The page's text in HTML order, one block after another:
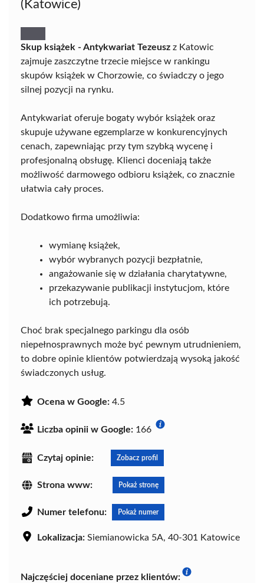
(Katowice)
Skup książek - Antykwariat Tezeusz z Katowic
zajmuje zaszczytne trzecie miejsce w rankingu
skupów książek w Chorzowie, co świadczy o jego
silnej pozycji na rynku.
Antykwariat oferuje bogaty wybór książek oraz
skupuje używane egzemplarze w konkurencyjnych
cenach, zapewniając przy tym szybką wycenę i
profesjonalną obsługę. Klienci doceniają także
możliwość darmowego odbioru książek, co znacznie
ułatwia cały proces.
Dodatkowo firma umożliwia:
wymianę książek,
wybór wybranych pozycji bezpłatnie,
angażowanie się w działania charytatywne,
przekazywanie publikacji instytucjom, które
ich potrzebują.
Choć brak specjalnego parkingu dla osób
niepełnosprawnych może być pewnym utrudnieniem,
to dobre opinie klientów potwierdzają wysoką jakość
świadczonych usług.
Ocena w Google: 4.5
Liczba opinii w Google: 166
Czytaj opinie: Zobacz profil
Strona www: Pokaż stronę
Numer telefonu: Pokaż numer
Lokalizacja: Siemianowicka 5A, 40-301 Katowice
Najczęściej doceniane przez klientów: